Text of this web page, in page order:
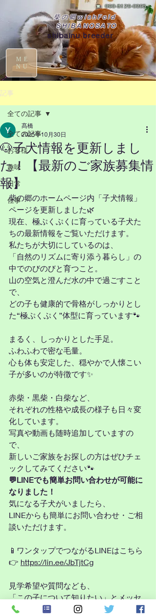
☎090-8129-0395
柴の郷wishFold
SHIBANOSATO
shibainu breeder
ME
NU
記事
全ての記事
お客様
趣味
日常
仕事
全ての記事
🐶子犬情報を更新しまし
た！【最新のご家族募集情
報】
髙橋
2025年10月30日
柴の郷のホームページ内「子犬情報」
ページを更新しました🌿
現在、極ぷくぷくに育っている子犬た
ちの最新情報をご覧いただけます。
私たちが大切にしているのは、
「自然のリズムに寄り添う暮らし」の
中でのびのびと育つこと。
山の空気と澄んだ水の中で過ごすこと
で、
どの子も健康的で骨格がしっかりとし
た“極ぷくぷく”体型に育っています🐾
まるく、しっかりとした手足。
ふわふわで密な毛量。
心も体も安定した、穏やかで人懐こい
子が多いのが特徴です✨
赤柴・黒柴・白柴など、
それぞれの性格や成長の様子も日々変
化しています。
写真や動画も随時追加していますの
で、
新しいご家族をお探しの方はぜひチェ
ックしてみてください🐾
💬LINEでも簡単お問い合わせが可能に
なりました！
気になる子犬がいましたら、
LINEからも簡単にお問い合わせ・ご相
談いただけます。
📱ワンタップでつながるLINEはこちら
👉 https://lin.ee/JbTjtCg
見学希望や質問なども、
「この子について知りたい」とメッセ
ージを送っていただくだけでOKです✨